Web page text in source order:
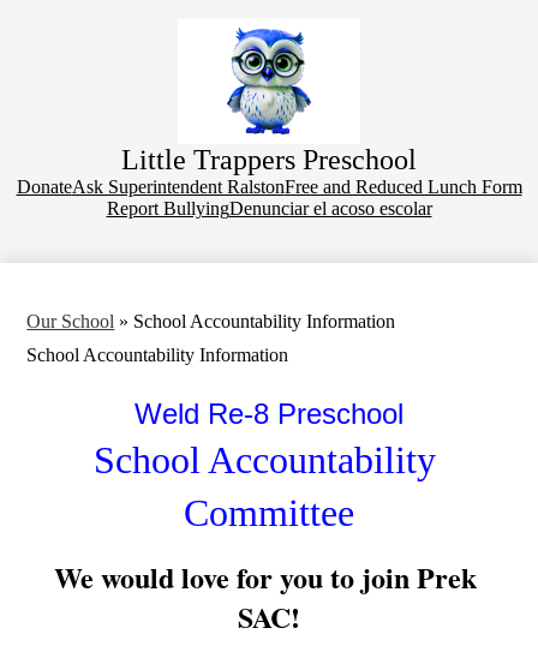
to
main
content
Little Trappers Preschool
Donate
DonateAsk Superintendent RalstonFree and Reduced Lunch Form
Report BullyingDenunciar el acoso escolar
Our School » School Accountability Information
School Accountability Information
Weld Re-8 Preschool
School Accountability
Committee
We would love for you to join Prek
SAC!